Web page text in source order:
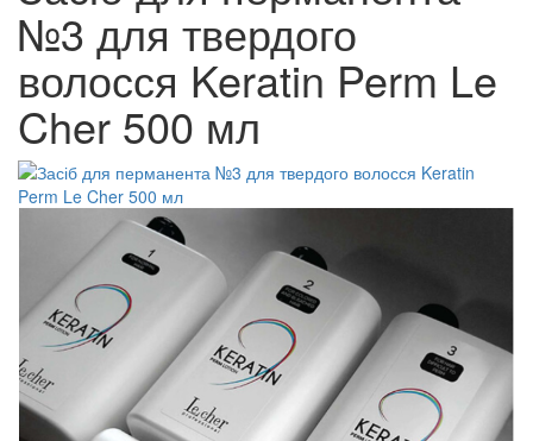
№3 для твердого
волосся Keratin Perm Le
Cher 500 мл